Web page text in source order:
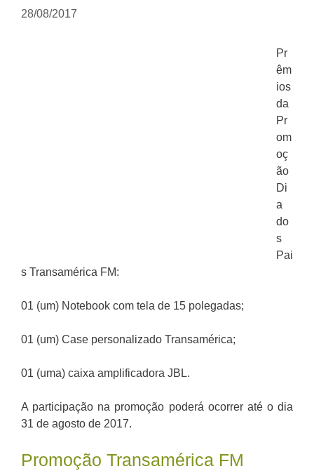
28/08/2017
Pr
êm
ios
da
Pr
om
oç
ão
Di
a
do
s
Pai
s Transamérica FM:
01 (um) Notebook com tela de 15 polegadas;
01 (um) Case personalizado Transamérica;
01 (uma) caixa amplificadora JBL.
A participação na promoção poderá ocorrer até o dia
31 de agosto de 2017.
Promoção Transamérica FM